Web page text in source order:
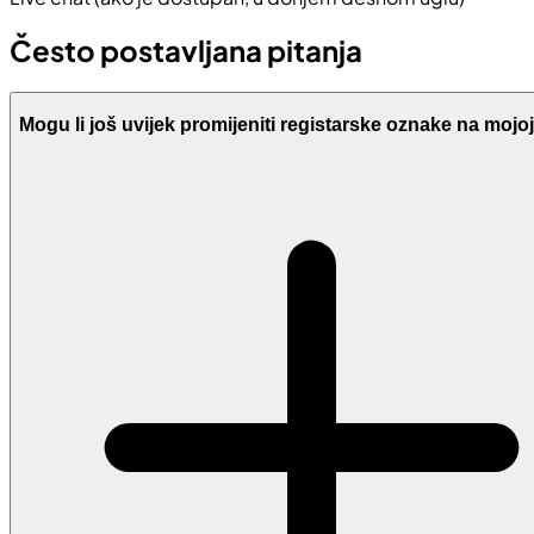
Često postavljana pitanja
Mogu li još uvijek promijeniti registarske oznake na